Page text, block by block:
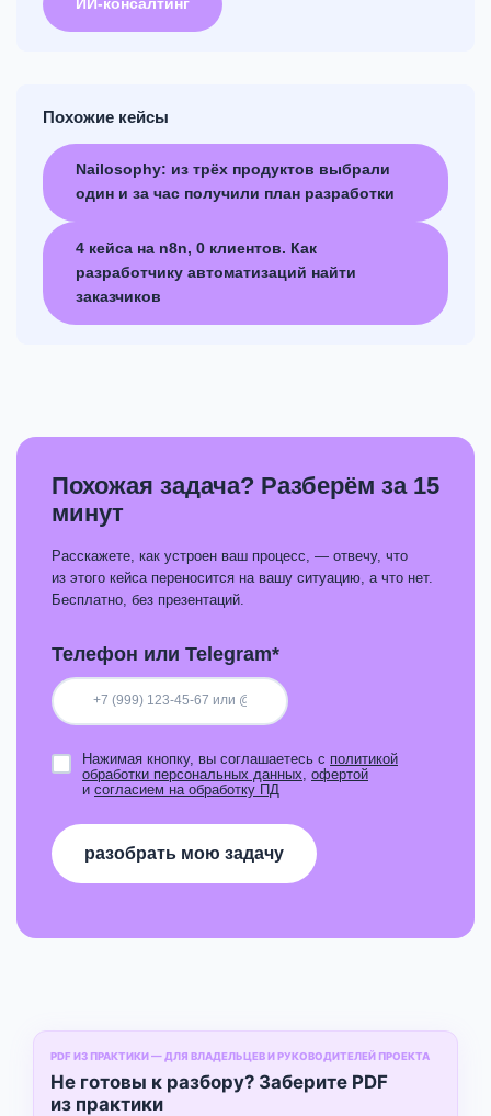
ИИ-консалтинг
Похожие кейсы
Nailosophy: из трёх продуктов выбрали
один и за час получили план разработки
4 кейса на n8n, 0 клиентов. Как
разработчику автоматизаций найти
заказчиков
Похожая задача? Разберём за 15
минут
Расскажете, как устроен ваш процесс, — отвечу, что
из этого кейса переносится на вашу ситуацию, а что нет.
Бесплатно, без презентаций.
Телефон или Telegram*
Нажимая кнопку, вы соглашаетесь с политикой
обработки персональных данных офертой
и согласием на обработку ПД
разобрать мою задачу
PDF ИЗ ПРАКТИКИ — ДЛЯ ВЛАДЕЛЬЦЕВ И РУКОВОДИТЕЛЕЙ ПРОЕКТА
Не готовы к разбору? Заберите PDF
из практики